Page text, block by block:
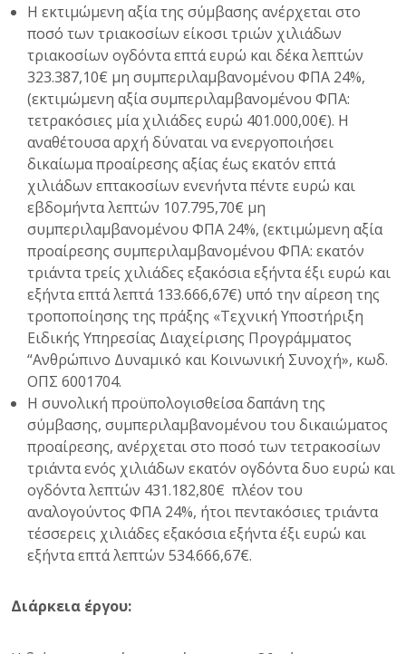
Η εκτιμώμενη αξία της σύμβασης ανέρχεται στο
ποσό των τριακοσίων είκοσι τριών χιλιάδων
τριακοσίων ογδόντα επτά ευρώ και δέκα λεπτών
323.387,10€ μη συμπεριλαμβανομένου ΦΠΑ 24%,
(εκτιμώμενη αξία συμπεριλαμβανομένου ΦΠΑ:
τετρακόσιες μία χιλιάδες ευρώ 401.000,00€). Η
αναθέτουσα αρχή δύναται να ενεργοποιήσει
δικαίωμα προαίρεσης αξίας έως εκατόν επτά
χιλιάδων επτακοσίων ενενήντα πέντε ευρώ και
εβδομήντα λεπτών 107.795,70€ μη
συμπεριλαμβανομένου ΦΠΑ 24%, (εκτιμώμενη αξία
προαίρεσης συμπεριλαμβανομένου ΦΠΑ: εκατόν
τριάντα τρείς χιλιάδες εξακόσια εξήντα έξι ευρώ και
εξήντα επτά λεπτά 133.666,67€) υπό την αίρεση της
τροποποίησης της πράξης «Τεχνική Υποστήριξη
Ειδικής Υπηρεσίας Διαχείρισης Προγράμματος
“Ανθρώπινο Δυναμικό και Κοινωνική Συνοχή», κωδ.
ΟΠΣ 6001704.
Η συνολική προϋπολογισθείσα δαπάνη της
σύμβασης, συμπεριλαμβανομένου του δικαιώματος
προαίρεσης, ανέρχεται στο ποσό των τετρακοσίων
τριάντα ενός χιλιάδων εκατόν ογδόντα δυο ευρώ και
ογδόντα λεπτών 431.182,80€ πλέον του
αναλογούντος ΦΠΑ 24%, ήτοι πεντακόσιες τριάντα
τέσσερεις χιλιάδες εξακόσια εξήντα έξι ευρώ και
εξήντα επτά λεπτών 534.666,67€.
Διάρκεια έργου: